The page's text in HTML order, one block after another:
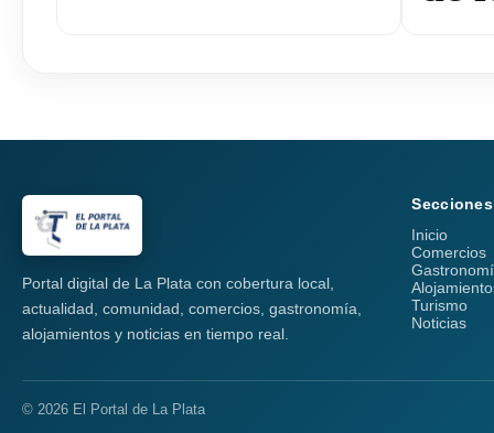
Portal digital de La Plata con cobertura local,
actualidad, comunidad, comercios, gastronomía,
alojamientos y noticias en tiempo real.
Secciones
Inicio
Comercios
Turismo
Noticias
© 2026 El Portal de La Plata